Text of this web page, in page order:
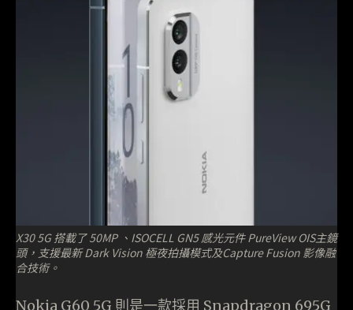
X30 5G 搭載了 50MP 、ISOCELL GN5 感光元件 PureView OIS主鏡
頭，支援最新 Dark Vision 極夜拍攝模式及Capture Fusion 影像融
合技術。
Nokia G60 5G 則是一款採用 Snapdragon 695G